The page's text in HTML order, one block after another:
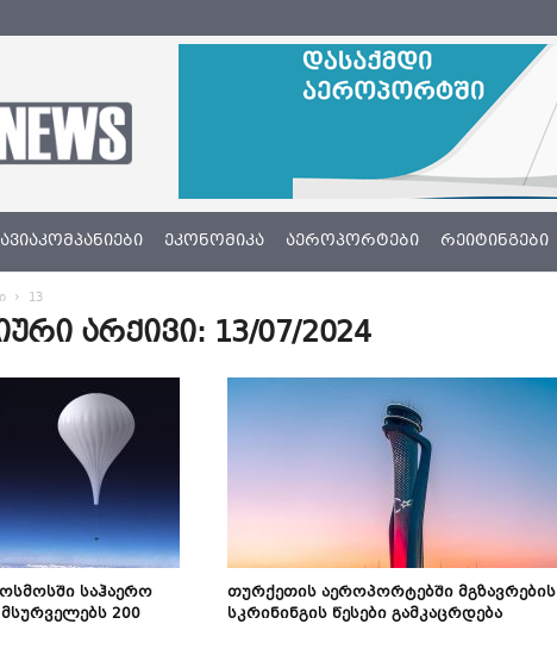
ᲐᲕᲘᲐᲙᲝᲛᲞᲐᲜᲘᲔᲑᲘ ᲔᲙᲝᲜᲝᲛᲘᲙᲐ ᲐᲔᲠᲝᲞᲝᲠᲢᲔᲑᲘ ᲠᲔᲘᲢᲘᲜᲒᲔᲑᲘ
13
არქივი: 13/07/2024
საჰაერო
200
თურქეთის აეროპორტებში მგზავრების
სკრინინგის წესები გამკაცრდება